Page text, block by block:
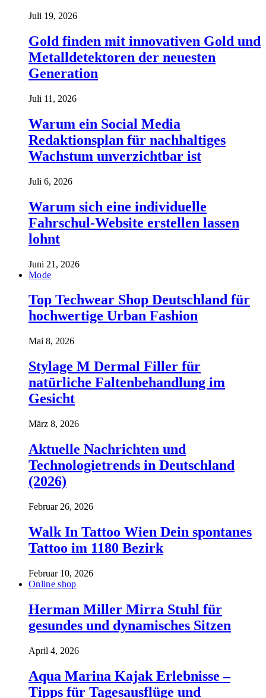
Juli 19, 2026
Gold finden mit innovativen Gold und
Metalldetektoren der neuesten
Generation
Juli 11, 2026
Warum ein Social Media
Redaktionsplan für nachhaltiges
Wachstum unverzichtbar ist
Juli 6, 2026
Warum sich eine individuelle
Fahrschul-Website erstellen lassen
lohnt
Juni 21, 2026
Mode
Top Techwear Shop Deutschland für
hochwertige Urban Fashion
Mai 8, 2026
Stylage M Dermal Filler für
natürliche Faltenbehandlung im
Gesicht
März 8, 2026
Aktuelle Nachrichten und
Technologietrends in Deutschland
(2026)
Februar 26, 2026
Walk In Tattoo Wien Dein spontanes
Tattoo im 1180 Bezirk
Februar 10, 2026
Online shop
Herman Miller Mirra Stuhl für
gesundes und dynamisches Sitzen
April 4, 2026
Aqua Marina Kajak Erlebnisse –
Tipps für Tagesausflüge und